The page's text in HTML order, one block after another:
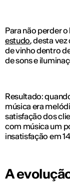
Para não perder
estudo, desta
de vinho dentro
de sons e
Resultado:
música era
satisfação dos
com música um
insatisfação em
A